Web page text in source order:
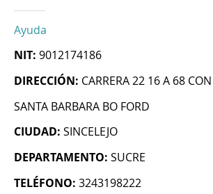
Ayuda
NIT: 9012174186
DIRECCIÓN: CARRERA 22 16 A 68
SANTA BARBARA BO FORD
CIUDAD: SINCELEJO
DEPARTAMENTO: SUCRE
TELÉFONO: 3243198222